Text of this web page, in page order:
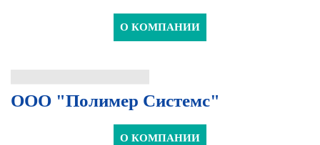
О КОМПАНИИ
ООО "Полимер Системс"
О КОМПАНИИ